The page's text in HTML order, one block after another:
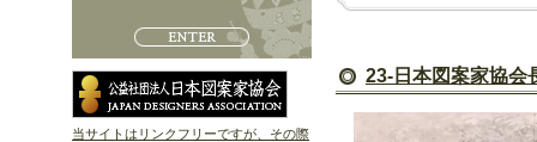
23-日本図案家協会
当サイトはリンクフリーですが、その際